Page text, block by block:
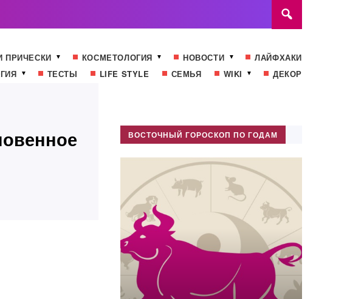
ПРИЧЕСКИ КОСМЕТОЛОГИЯ НОВОСТИ
ЛАЙФХАКИ
ТЕСТЫ LIFE STYLE СЕМЬЯ WIKI ДЕКОР
ВОСТОЧНЫЙ ГОРОСКОП ПО ГОДАМ